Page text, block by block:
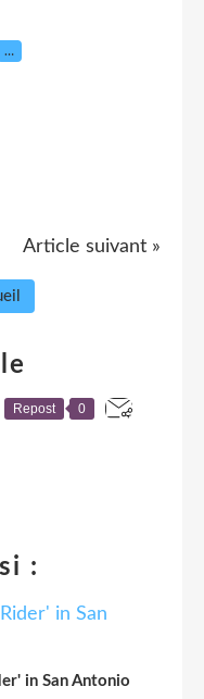
…
Article suivant »
Repost 0
:
in San Antonio